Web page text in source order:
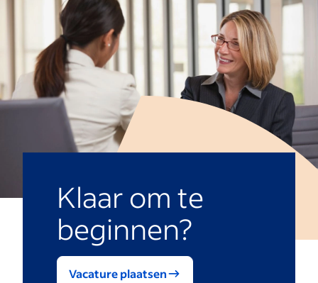
Klaar om te
beginnen?
Vacature plaatsen